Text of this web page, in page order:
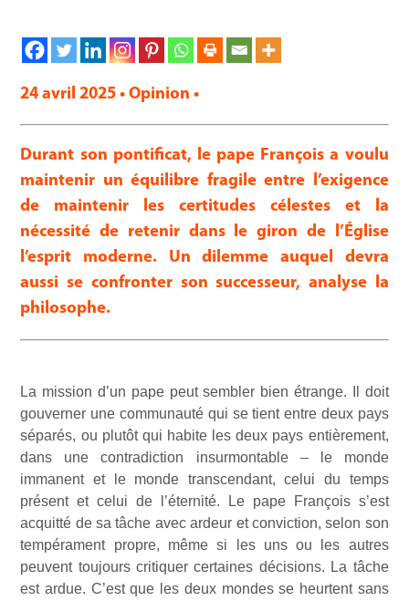
24 avril 2025 • Opinion •
Durant son pontificat, le pape François a voulu
maintenir un équilibre fragile entre l’exigence
de maintenir les certitudes célestes et la
nécessité de retenir dans le giron de l’Église
l’esprit moderne. Un dilemme auquel devra
aussi se confronter son successeur, analyse la
philosophe.
La mission d’un pape peut sembler bien étrange. Il doit
gouverner une communauté qui se tient entre deux pays
séparés, ou plutôt qui habite les deux pays entièrement,
dans une contradiction insurmontable – le monde
immanent et le monde transcendant, celui du temps
présent et celui de l’éternité. Le pape François s’est
acquitté de sa tâche avec ardeur et conviction, selon son
tempérament propre, même si les uns ou les autres
peuvent toujours critiquer certaines décisions. La tâche
est ardue. C’est que les deux mondes se heurtent sans